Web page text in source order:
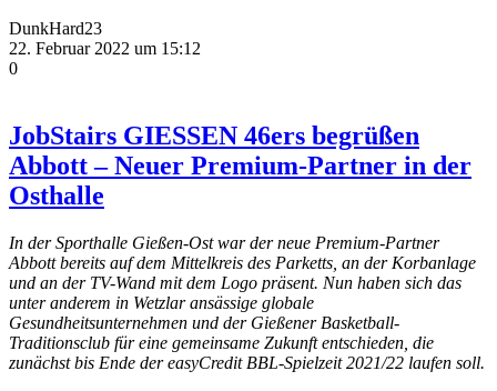
DunkHard23
22. Februar 2022 um 15:12
0
JobStairs GIESSEN 46ers begrüßen
Abbott – Neuer Premium-Partner in der
Osthalle
In der Sporthalle Gießen-Ost war der neue Premium-Partner
Abbott bereits auf dem Mittelkreis des Parketts, an der Korbanlage
und an der TV-Wand mit dem Logo präsent. Nun haben sich das
unter anderem in Wetzlar ansässige globale
Gesundheitsunternehmen und der Gießener Basketball-
Traditionsclub für eine gemeinsame Zukunft entschieden, die
zunächst bis Ende der easyCredit BBL-Spielzeit 2021/22 laufen soll.